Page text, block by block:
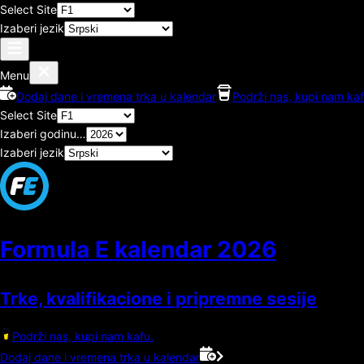
Select Site
Izaberi jezik
Menu
Dodaj dane i vremena trka u kalendar
Podrži nas, kupi nam
Select Site
Izaberi godinu…
Izaberi jezik
Formula E kalendar 2026
Trke, kvalifikacione i pripremne sesije
Podrži nas, kupi nam kafu.
Dodaj dane i vremena trka u kalendar